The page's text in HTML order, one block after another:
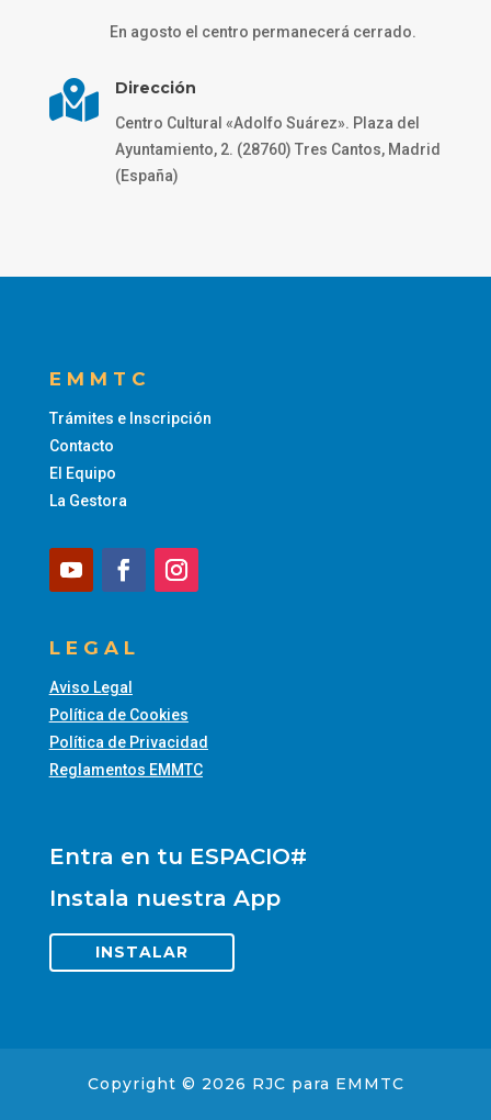
En agosto el centro permanecerá cerrado.
 Dirección
Centro Cultural «Adolfo Suárez». Plaza del
Ayuntamiento, 2. (28760) Tres Cantos, Madrid
(España)
EMMTC
Trámites e Inscripción
Contacto
El Equipo
La Gestora
LEGAL
Aviso Legal
Política de Cookies
Política de Privacidad
Reglamentos EMMTC
Entra en tu ESPACIO#
Instala nuestra App
INSTALAR
Copyright © 2026 RJC para EMMTC